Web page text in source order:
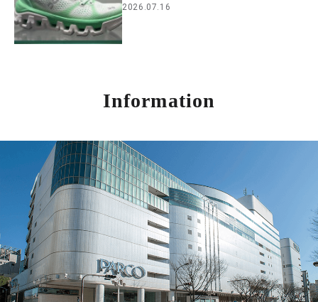
2026.07.16
Information